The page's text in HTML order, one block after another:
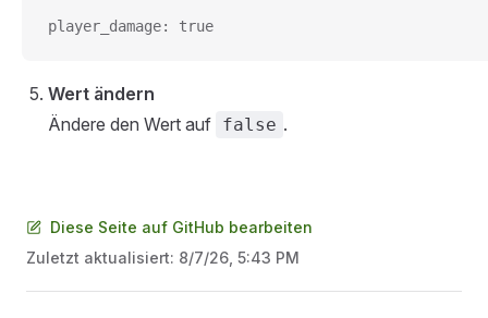
player_damage: true
Wert ändern
Ändere den Wert auf false .
Diese Seite auf GitHub bearbeiten
Zuletzt aktualisiert: 8/7/26, 5:43 PM